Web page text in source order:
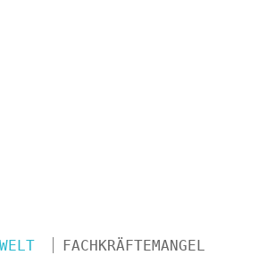
FACHKRÄFTEMANGEL